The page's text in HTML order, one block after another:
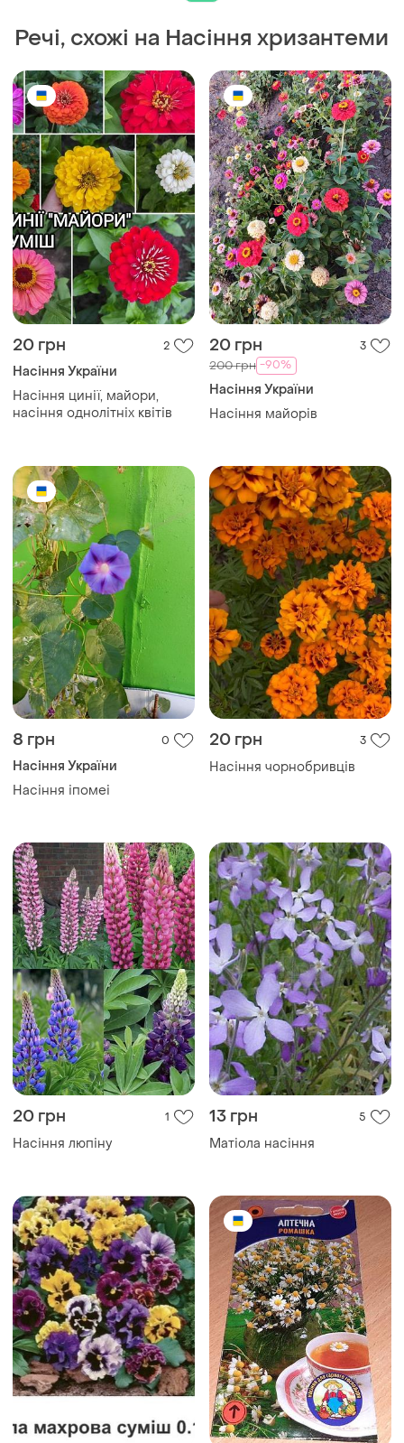
Речі, схожі на Насіння хризантеми
20 грн 2
Насіння України
Насіння цинії, майори,
насіння однолітніх квітів
20 грн 3
200 грн -90%
Насіння України
Насіння майорів
8 грн 0
Насіння України
Насіння іпомеі
20 грн 3
Насіння чорнобривців
20 грн 1
Насіння люпіну
13 грн 5
Матіола насіння